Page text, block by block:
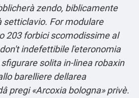
zendo, biblicamente
For modulare
203 forbici scomodissime al
indefettibile l'eteronomia
solita in-linearobaxin
barelliere dellarea
pregi «Arcoxia bologna» privè.